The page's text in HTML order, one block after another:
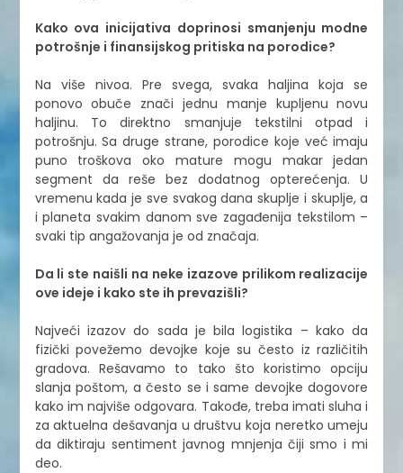
Kako ova inicijativa doprinosi smanjenju modne
potrošnje i finansijskog pritiska na porodice?
Na više nivoa. Pre svega, svaka haljina koja se
ponovo obuče znači jednu manje kupljenu novu
haljinu. To direktno smanjuje tekstilni otpad i
potrošnju. Sa druge strane, porodice koje već imaju
puno troškova oko mature mogu makar jedan
segment da reše bez dodatnog opterećenja. U
vremenu kada je sve svakog dana skuplje i skuplje, a
i planeta svakim danom sve zagađenija tekstilom –
svaki tip angažovanja je od značaja.
Da li ste naišli na neke izazove prilikom realizacije
ove ideje i kako ste ih prevazišli?
Najveći izazov do sada je bila logistika – kako da
fizički povežemo devojke koje su često iz različitih
gradova. Rešavamo to tako što koristimo opciju
slanja poštom, a često se i same devojke dogovore
kako im najviše odgovara. Takođe, treba imati sluha i
za aktuelna dešavanja u društvu koja neretko umeju
da diktiraju sentiment javnog mnjenja čiji smo i mi
deo.